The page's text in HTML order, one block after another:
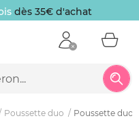
dès 35€ d'achat
Poussette duo Poussette duo